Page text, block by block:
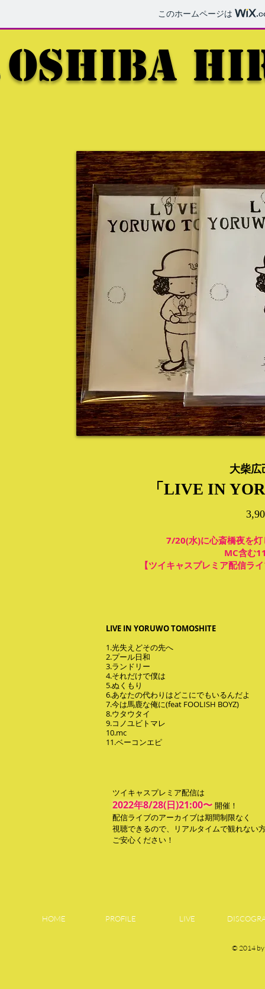
このホームページは
OSHIBA
大柴広
「​LIVE IN
7/20(水)に心斎橋夜を
MC含む
【ツイキャスプレミア配信ラ
LIVE IN YORUWO TOMOSHITE
1.光失えどその先へ
2.プール日和
3.ランドリー
4.それだけで僕は
5.ぬくもり
6.あなたの代わりはどこにでもいるんだよ
7.今は馬鹿な俺に(feat FOOLISH BOYZ)
8.ウタウタイ
9.コノユビトマレ
10.mc
11.ベーコンエピ
ツイキャスプレミア配信は
2022年8/28(日)21:00〜 開催！
配信ライブのアーカイブは期間制限なく
視聴できるので、リアルタイムで観れない
ご安心ください！
HOME PROFILE LIVE
© 2014 by